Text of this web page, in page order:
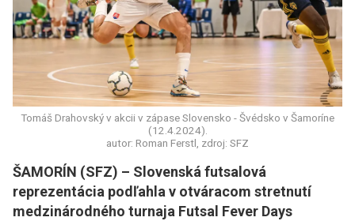
Tomáš Drahovský v akcii v zápase Slovensko - Švédsko v Šamoríne
(12.4.2024).
autor: Roman Ferstl, zdroj: SFZ
ŠAMORÍN (SFZ) – Slovenská futsalová
reprezentácia podľahla v otváracom stretnutí
medzinárodného turnaja Futsal Fever Days